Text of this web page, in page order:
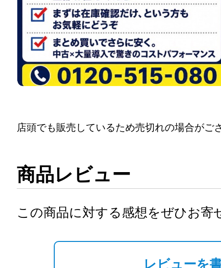
店頭でも販売しているため売切れの場合がご
商品レビュー
この商品に対する感想をぜひお寄
レビューを